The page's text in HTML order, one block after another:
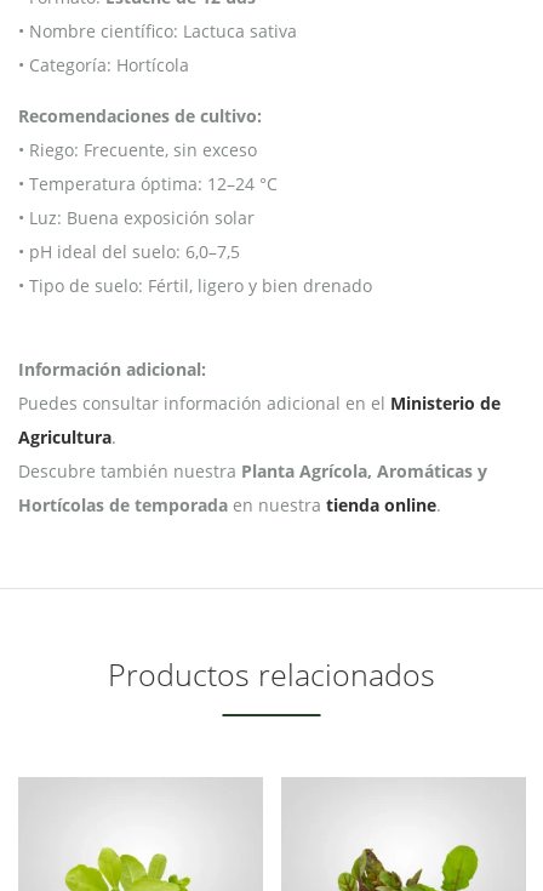
• Nombre científico: Lactuca sativa
• Categoría: Hortícola
Recomendaciones de cultivo:
• Riego: Frecuente, sin exceso
• Temperatura óptima: 12–24 °C
• Luz: Buena exposición solar
• pH ideal del suelo: 6,0–7,5
• Tipo de suelo: Fértil, ligero y bien drenado
Información adicional:
Puedes consultar información adicional en el Ministerio de
Agricultura.
Descubre también nuestra Planta Agrícola, Aromáticas y
Hortícolas de temporada en nuestra tienda online.
Productos relacionados